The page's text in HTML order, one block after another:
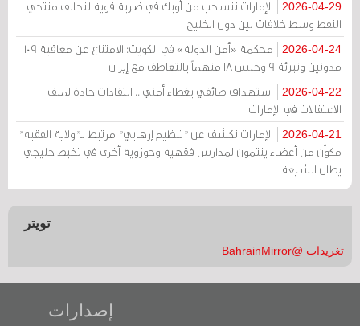
2026-04-29
الإمارات تنسحب من أوبك في ضربة قوية لتحالف منتجي
النفط وسط خلافات بين دول الخليج
2026-04-24
محكمة «أمن الدولة» في الكويت: الامتناع عن معاقبة 109
مدونين وتبرئة 9 وحبس 18 متهماً بالتعاطف مع إيران
2026-04-22
استهداف طائفي بغطاء أمني .. انتقادات حادة لملف
الاعتقالات في الإمارات
2026-04-21
الإمارات تكشف عن "تنظيم إرهابي" مرتبط بـ"ولاية الفقيه"
مكوّن من أعضاء ينتمون لمدارس فقهية وحوزوية أخرى في تخبط خليجي
يطال الشيعة
تويتر
تغريدات @BahrainMirror
إصدارات